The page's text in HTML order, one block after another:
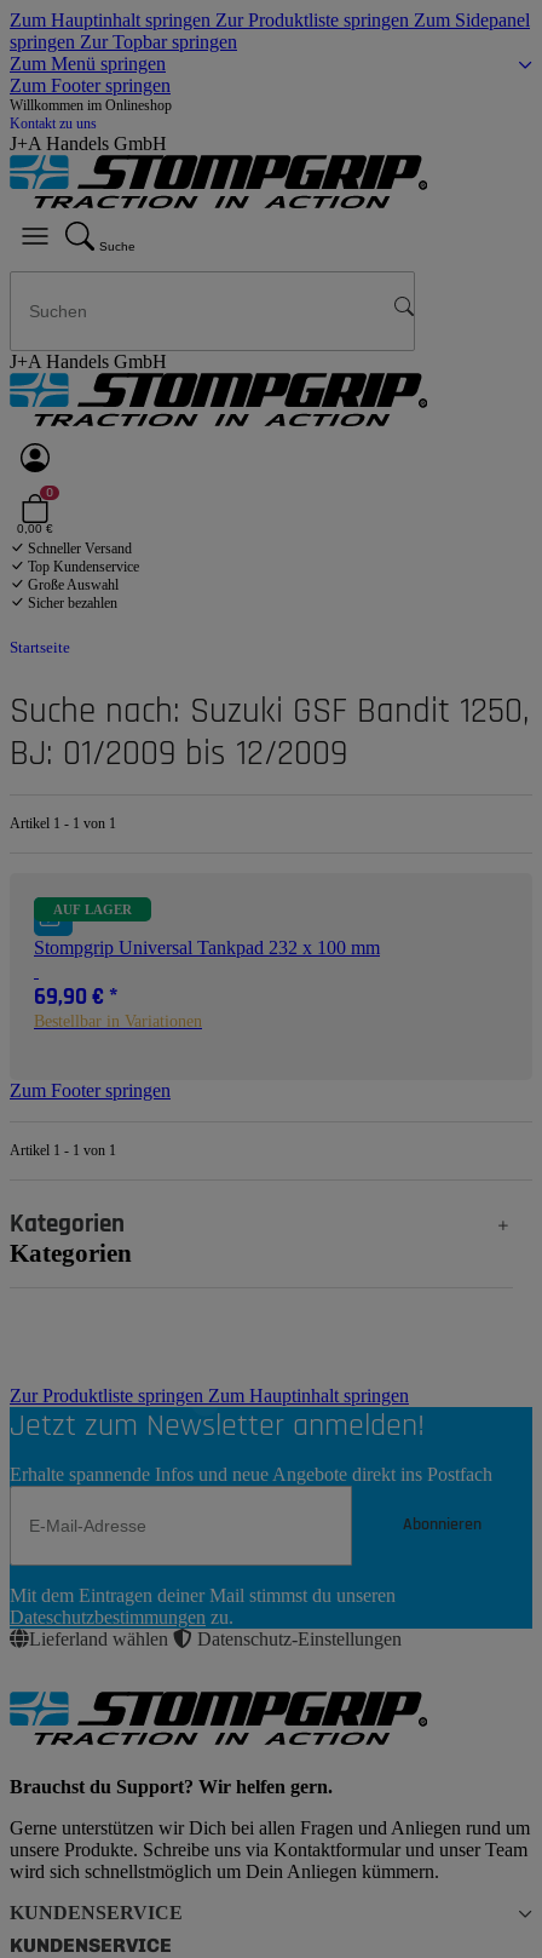
Zum Hauptinhalt springen Zur Produktliste springen Zum Sidepanel
springen Zur Topbar springen
Zum Menü springen
Zum Footer springen
Willkommen im Onlineshop
Kontakt zu uns
J+A Handels GmbH
Suche
J+A Handels GmbH
0
0,00 €
Schneller Versand
Top Kundenservice
Große Auswahl
Sicher bezahlen
Startseite
Suche nach: Suzuki GSF Bandit 1250,
BJ: 01/2009 bis 12/2009
Artikel 1 - 1 von 1
AUF LAGER
Stompgrip Universal Tankpad 232 x 100 mm
69,90 € *
Bestellbar in Variationen
Zum Footer springen
Artikel 1 - 1 von 1
Kategorien
Kategorien
Zur Produktliste springen Zum Hauptinhalt springen
Jetzt zum Newsletter anmelden!
Erhalte spannende Infos und neue Angebote direkt ins Postfach
Abonnieren
Abonnieren
Mit dem Eintragen deiner Mail stimmst du unseren
Dateschutzbestimmungen zu.
Lieferland wählen
Datenschutz-Einstellungen
Brauchst du Support? Wir helfen gern.
Gerne unterstützen wir Dich bei allen Fragen und Anliegen rund um
unsere Produkte. Schreibe uns via Kontaktformular und unser Team
wird sich schnellstmöglich um Dein Anliegen kümmern.
KUNDENSERVICE
KUNDENSERVICE